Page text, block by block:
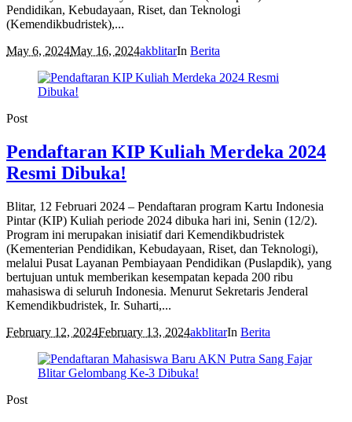
Pendidikan, Kebudayaan, Riset, dan Teknologi
(Kemendikbudristek),...
May 6, 2024May 16, 2024akblitarIn Berita
Post
Pendaftaran KIP Kuliah Merdeka 2024
Resmi Dibuka!
Blitar, 12 Februari 2024 – Pendaftaran program Kartu Indonesia
Pintar (KIP) Kuliah periode 2024 dibuka hari ini, Senin (12/2).
Program ini merupakan inisiatif dari Kemendikbudristek
(Kementerian Pendidikan, Kebudayaan, Riset, dan Teknologi),
melalui Pusat Layanan Pembiayaan Pendidikan (Puslapdik), yang
bertujuan untuk memberikan kesempatan kepada 200 ribu
mahasiswa di seluruh Indonesia. Menurut Sekretaris Jenderal
Kemendikbudristek, Ir. Suharti,...
February 12, 2024February 13, 2024akblitarIn Berita
Post